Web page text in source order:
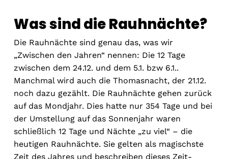
Was sind die Rauhnächte?
Die Rauhnächte sind genau das, was wir
„Zwischen den Jahren“ nennen: Die 12 Tage
zwischen dem 24.12. und dem 5.1. bzw 6.1..
Manchmal wird auch die Thomasnacht, der 21.12.
noch dazu gezählt. Die Rauhnächte gehen zurück
auf das Mondjahr. Dies hatte nur 354 Tage und bei
der Umstellung auf das Sonnenjahr waren
schließlich 12 Tage und Nächte „zu viel“ – die
heutigen Rauhnächte. Sie gelten als magischste
Zeit des Jahres und beschreiben dieses Zeit-